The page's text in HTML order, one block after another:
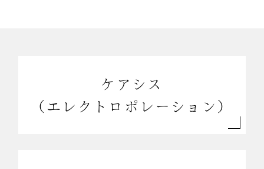
ケアシス
（エレクトロポレーション）